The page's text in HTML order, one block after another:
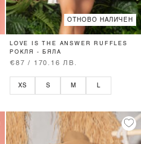
ОТНОВО НАЛИЧЕН
LOVE IS THE ANSWER RUFFLES
РОКЛЯ - БЯЛА
€87 / 170.16 ЛВ.
XS S M